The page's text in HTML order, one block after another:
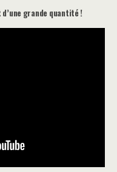
grande quantité !